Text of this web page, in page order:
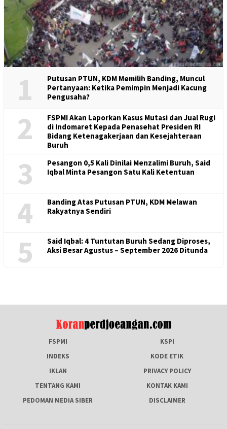
1
Putusan PTUN, KDM Memilih Banding, Muncul
Pertanyaan: Ketika Pemimpin Menjadi Kacung
Pengusaha?
2
FSPMI Akan Laporkan Kasus Mutasi dan Jual Rugi
di Indomaret Kepada Penasehat Presiden RI
Bidang Ketenagakerjaan dan Kesejahteraan
Buruh
3
Pesangon 0,5 Kali Dinilai Menzalimi Buruh, Said
Iqbal Minta Pesangon Satu Kali Ketentuan
4
Banding Atas Putusan PTUN, KDM Melawan
Rakyatnya Sendiri
5
Said Iqbal: 4 Tuntutan Buruh Sedang Diproses,
Aksi Besar Agustus – September 2026 Ditunda
FSPMI
KSPI
INDEKS
KODE ETIK
IKLAN
PRIVACY POLICY
TENTANG KAMI
KONTAK KAMI
PEDOMAN MEDIA SIBER
DISCLAIMER